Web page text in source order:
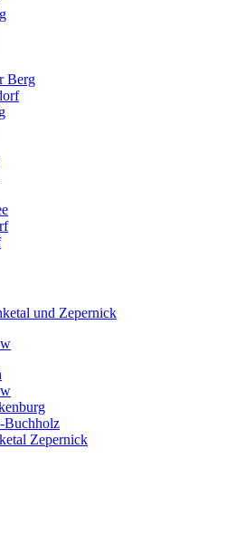
Berg
und Zepernick
Buchholz
Zepernick